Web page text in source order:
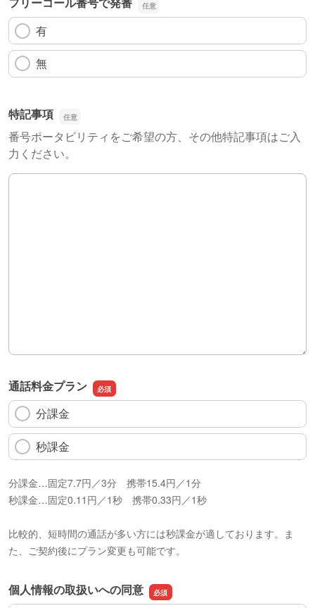
有
無
特記事項
番号ポータビリティをご希望の方、その他特記事項はご入
力ください。
特記事項
通話料金プラン
分課金
秒課金
分課金…固定7.7円／3分 携帯15.4円／1分
秒課金…固定0.11円／1秒 携帯0.33円／1秒
比較的、短時間の通話が多い方には秒課金が適しております。ま
た、ご契約後にプラン変更も可能です。
個人情報の取扱いへの同意